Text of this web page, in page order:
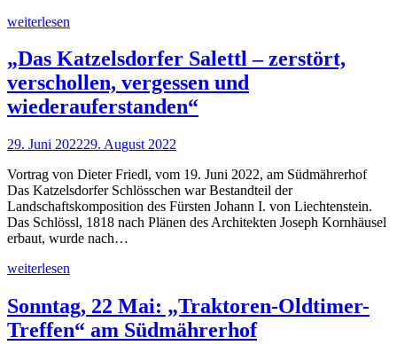
weiterlesen
„Das Katzelsdorfer Salettl – zerstört,
verschollen, vergessen und
wiederauferstanden“
29. Juni 202229. August 2022
Vortrag von Dieter Friedl, vom 19. Juni 2022, am Südmährerhof
Das Katzelsdorfer Schlösschen war Bestandteil der
Landschaftskomposition des Fürsten Johann I. von Liechtenstein.
Das Schlössl, 1818 nach Plänen des Architekten Joseph Kornhäusel
erbaut, wurde nach…
weiterlesen
Sonntag, 22 Mai: „Traktoren-Oldtimer-
Treffen“ am Südmährerhof